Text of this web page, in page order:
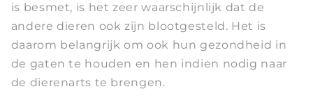
is besmet, is het zeer waarschijnlijk dat de
andere dieren ook zijn blootgesteld. Het is
daarom belangrijk om ook hun gezondheid in
de gaten te houden en hen indien nodig naar
de dierenarts te brengen.